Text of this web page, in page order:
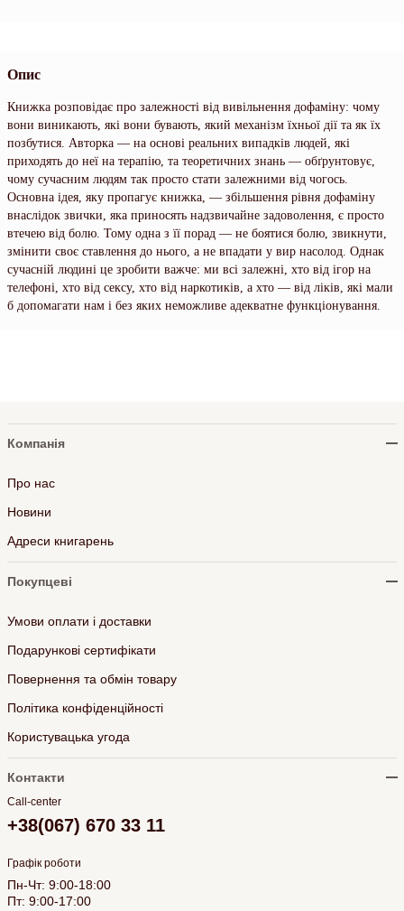
Опис
Книжка розповідає про залежності від вивільнення дофаміну: чому
вони виникають, які вони бувають, який механізм їхньої дії та як їх
позбутися. Авторка — на основі реальних випадків людей, які
приходять до неї на терапію, та теоретичних знань — обґрунтовує,
чому сучасним людям так просто стати залежними від чогось.
Основна ідея, яку пропагує книжка, — збільшення рівня дофаміну
внаслідок звички, яка приносять надзвичайне задоволення, є просто
втечею від болю. Тому одна з її порад — не боятися болю, звикнути,
змінити своє ставлення до нього, а не впадати у вир насолод. Однак
сучасній людині це зробити важче: ми всі залежні, хто від ігор на
телефоні, хто від сексу, хто від наркотиків, а хто — від ліків, які мали
б допомагати нам і без яких неможливе адекватне функціонування.
Компанія
Про нас
Новини
Адреси книгарень
Покупцеві
Умови оплати і доставки
Подарункові сертифікати
Повернення та обмін товару
Політика конфіденційності
Користувацька угода
Контакти
Call-center
+38(067) 670 33 11
Графік роботи
Пн-Чт: 9:00-18:00
Пт: 9:00-17:00